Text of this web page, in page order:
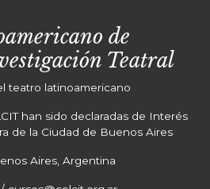
de
Teatral
teatro latinoamericano
han sido declaradas de Interés
de la Ciudad de Buenos Aires
Aires, Argentina